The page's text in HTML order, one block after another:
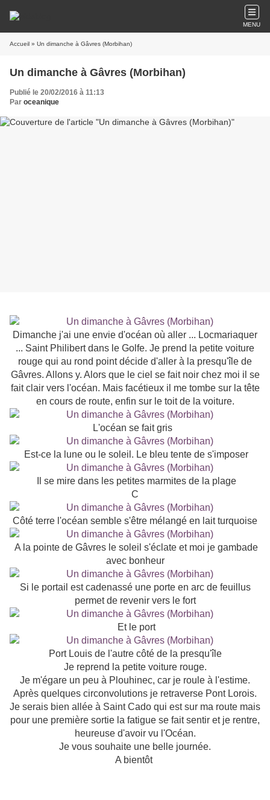
MENU
Accueil » Un dimanche à Gâvres (Morbihan)
Un dimanche à Gâvres (Morbihan)
Publié le 20/02/2016 à 11:13
Par oceanique
Dimanche j'ai une envie d'océan où aller ... Locmariaquer
... Saint Philibert dans le Golfe. Je prend la petite voiture
rouge qui au rond point décide d'aller à la presqu'île de
Gâvres. Allons y. Alors que le ciel se fait noir chez moi il se
fait clair vers l'océan. Mais facétieux il me tombe sur la tête
en cours de route, enfin sur le toit de la voiture.
L'océan se fait gris
Est-ce la lune ou le soleil. Le bleu tente de s'imposer
Il se mire dans les petites marmites de la plage
C
Côté terre l'océan semble s'être mélangé en lait turquoise
A la pointe de Gâvres le soleil s'éclate et moi je gambade
avec bonheur
Si le portail est cadenassé une porte en arc de feuillus
permet de revenir vers le fort
Et le port
Port Louis de l'autre côté de la presqu'île
Je reprend la petite voiture rouge.
Je m'égare un peu à Plouhinec, car je roule à l'estime.
Après quelques circonvolutions je retraverse Pont Lorois.
Je serais bien allée à Saint Cado qui est sur ma route mais
pour une première sortie la fatigue se fait sentir et je rentre,
heureuse d'avoir vu l'Océan.
Je vous souhaite une belle journée.
A bientôt